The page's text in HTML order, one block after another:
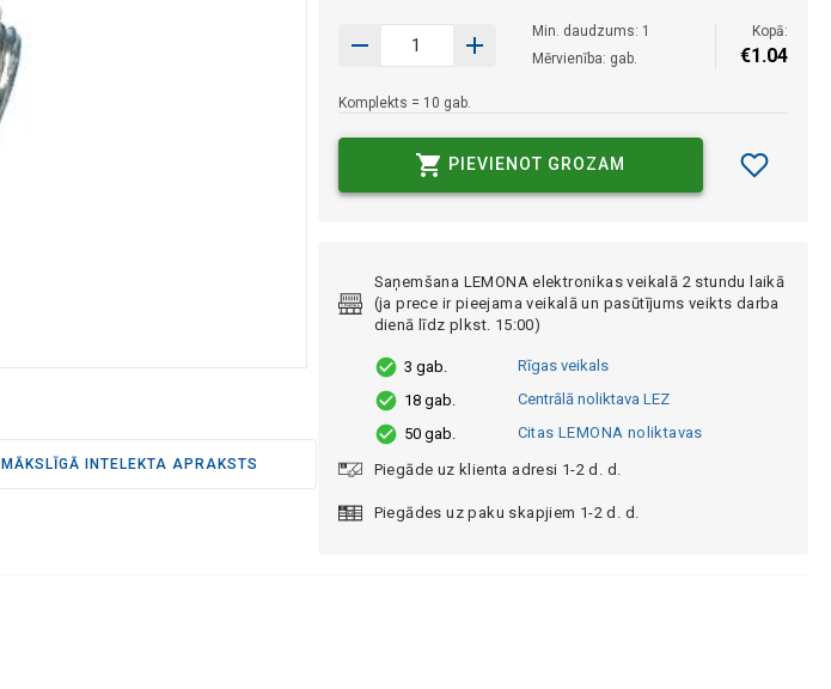
MĀKSLĪGĀ INTELEKTA APRAKSTS
Min. daudzums: 1
Mērvienība: gab.
Kopā:
€1.04
Komplekts = 10 gab.
PIEVIENOT GROZAM
Saņemšana LEMONA elektronikas veikalā 2 stundu laikā
(ja prece ir pieejama veikalā un pasūtījums veikts darba
dienā līdz plkst. 15:00)
3 gab.
Rīgas veikals
18 gab.
Centrālā noliktava LEZ
50 gab.
Citas LEMONA noliktavas
Piegāde uz klienta adresi 1-2 d. d.
Piegādes uz paku skapjiem 1-2 d. d.